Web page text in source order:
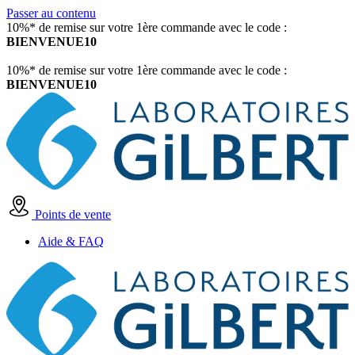
Passer au contenu
10%* de remise sur votre 1ère commande avec le code :
BIENVENUE10
10%* de remise sur votre 1ère commande avec le code :
BIENVENUE10
Points de vente
Aide & FAQ